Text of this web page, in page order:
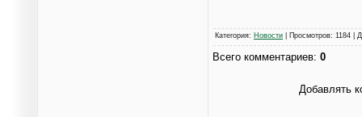
Категория: Новости Просмотров: 1184 |
Всего комментариев: 0
Добавлять